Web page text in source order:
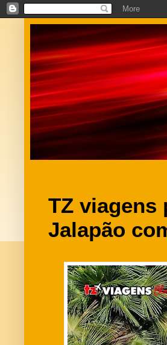
TZ viagens
Jalapão